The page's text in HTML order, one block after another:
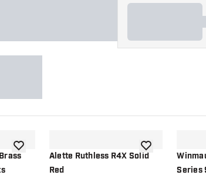
aggiungi alla lista dei desideri
Alette Ruthless R4X Solid
Red
aggiungi alla
Series